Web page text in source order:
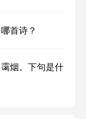
首诗？
烟。下句是什